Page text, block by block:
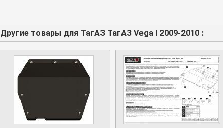
Другие товары для ТагАЗ ТагАЗ Vega I 2009-2010 :